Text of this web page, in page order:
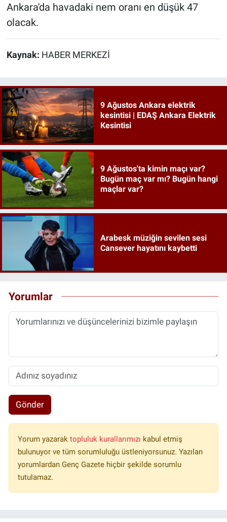
Ankara'da havadaki nem oranı en düşük 47
olacak.
Kaynak: HABER MERKEZİ
9 Ağustos Ankara elektrik
kesintisi | EDAŞ Ankara Elektrik
Kesintisi
9 Ağustos'ta kimin maçı var?
Bugün maç var mı? Bugün hangi
maçlar var?
Arabesk müziğin sevilen sesi
Cansever hayatını kaybetti
Yorumlar
Gönder
Yorum yazarak topluluk kurallarımızı kabul etmiş
bulunuyor ve tüm sorumluluğu üstleniyorsunuz. Yazılan
yorumlardan Genç Gazete hiçbir şekilde sorumlu
tutulamaz.